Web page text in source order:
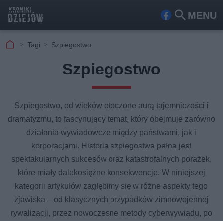
MENU
Fa Szu
Tagi Szpiegostwo
Szpiegostwo
Szpiegostwo, od wieków otoczone aurą tajemniczości i
dramatyzmu, to fascynujący temat, który obejmuje zarówno
działania wywiadowcze między państwami, jak i
korporacjami. Historia szpiegostwa pełna jest
spektakularnych sukcesów oraz katastrofalnych porażek,
które miały dalekosiężne konsekwencje. W niniejszej
kategorii artykułów zagłębimy się w różne aspekty tego
zjawiska – od klasycznych przypadków zimnowojennej
rywalizacji, przez nowoczesne metody cyberwywiadu, po